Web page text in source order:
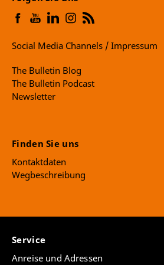
Social Media Channels / Impressum
The Bulletin Blog
The Bulletin Podcast
Newsletter
Finden Sie uns
Kontaktdaten
Wegbeschreibung
Service
Anreise und Adressen